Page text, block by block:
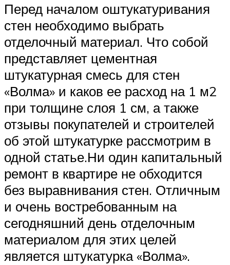
Перед началом оштукатуривания
стен необходимо выбрать
отделочный материал. Что собой
представляет цементная
штукатурная смесь для стен
«Волма» и каков ее расход на 1 м2
при толщине слоя 1 см, а также
отзывы покупателей и строителей
об этой штукатурке рассмотрим в
одной статье.Ни один капитальный
ремонт в квартире не обходится
без выравнивания стен. Отличным
и очень востребованным на
сегодняшний день отделочным
материалом для этих целей
является штукатурка «Волма».